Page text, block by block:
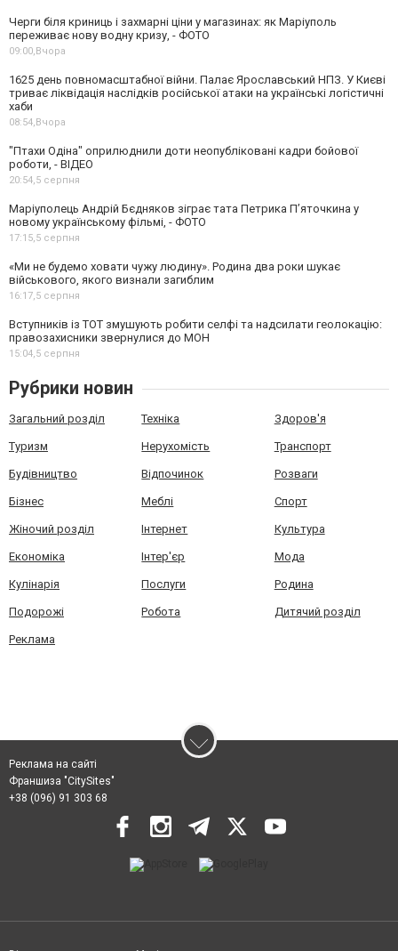
Черги біля криниць і захмарні ціни у магазинах: як Маріуполь
переживає нову водну кризу, - ФОТО
09:00,Вчора
1625 день повномасштабної війни. Палає Ярославський НПЗ. У Києві
триває ліквідація наслідків російської атаки на українські логістичні
хаби
08:54,Вчора
"Птахи Одіна" оприлюднили доти неопубліковані кадри бойової
роботи, - ВІДЕО
20:54,5 серпня
Маріуполець Андрій Бєдняков зіграє тата Петрика П’яточкина у
новому українському фільмі, - ФОТО
17:15,5 серпня
«Ми не будемо ховати чужу людину». Родина два роки шукає
військового, якого визнали загиблим
16:17,5 серпня
Вступників із ТОТ змушують робити селфі та надсилати геолокацію:
правозахисники звернулися до МОН
15:04,5 серпня
Рубрики новин
Загальний розділ Техніка Здоров'я
Туризм Нерухомість Транспорт
Будівництво Відпочинок Розваги
Бізнес Меблі Спорт
Жіночий розділ Інтернет Культура
Економіка Інтер'єр Мода
Кулінарія Послуги Родина
Подорожі Робота Дитячий розділ
Реклама
Реклама на сайті
Франшиза "CitySites"
+38 (096) 91 303 68